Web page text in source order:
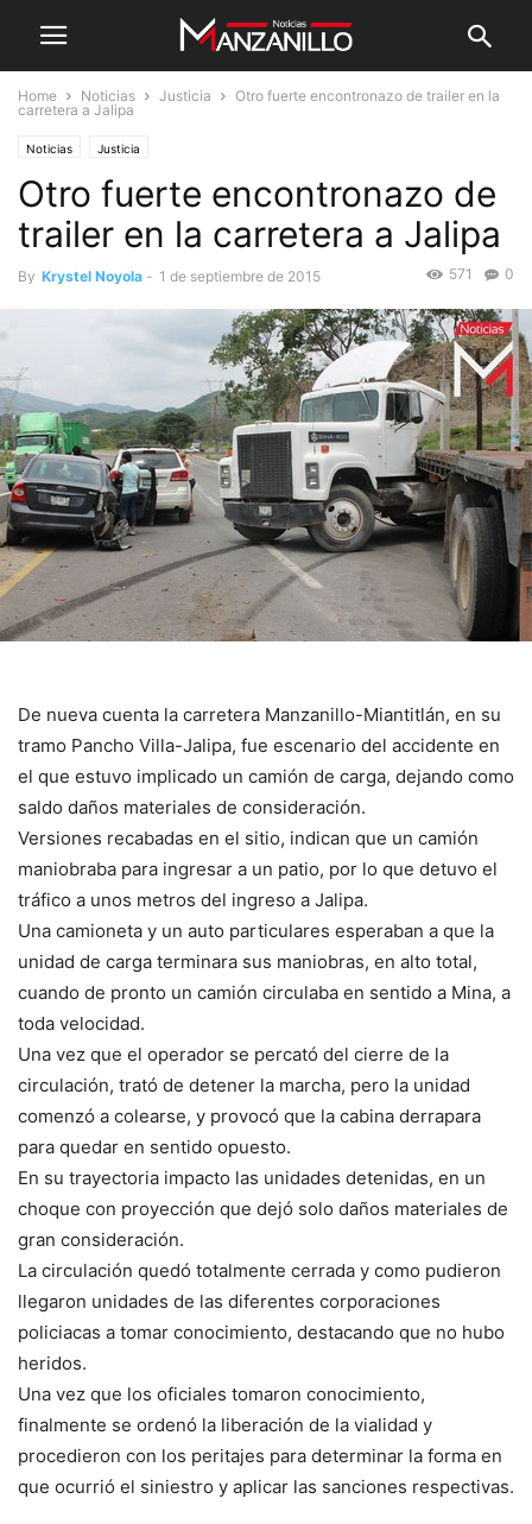
Home Noticias Justicia
Otro fuerte encontronazo de trailer en la
carretera a Jalipa
Noticias Justicia
Otro fuerte encontronazo de
trailer en la carretera a Jalipa
By Krystel Noyola - 1 de septiembre de 2015 0
571
De nueva cuenta la carretera Manzanillo-Miantitlán, en su
tramo Pancho Villa-Jalipa, fue escenario del accidente en
el que estuvo implicado un camión de carga, dejando como
saldo daños materiales de consideración.
Versiones recabadas en el sitio, indican que un camión
maniobraba para ingresar a un patio, por lo que detuvo el
tráfico a unos metros del ingreso a Jalipa.
Una camioneta y un auto particulares esperaban a que la
unidad de carga terminara sus maniobras, en alto total,
cuando de pronto un camión circulaba en sentido a Mina, a
toda velocidad.
Una vez que el operador se percató del cierre de la
circulación, trató de detener la marcha, pero la unidad
comenzó a colearse, y provocó que la cabina derrapara
para quedar en sentido opuesto.
En su trayectoria impacto las unidades detenidas, en un
choque con proyección que dejó solo daños materiales de
gran consideración.
La circulación quedó totalmente cerrada y como pudieron
llegaron unidades de las diferentes corporaciones
policiacas a tomar conocimiento, destacando que no hubo
heridos.
Una vez que los oficiales tomaron conocimiento,
finalmente se ordenó la liberación de la vialidad y
procedieron con los peritajes para determinar la forma en
que ocurrió el siniestro y aplicar las sanciones respectivas.